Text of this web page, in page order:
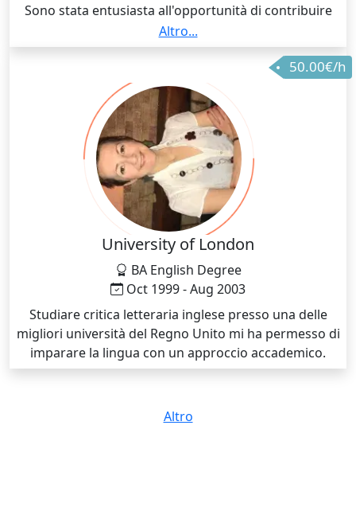
Sono stata entusiasta all'opportunità di contribuire
allo sviluppo accademico e personale degli studenti
attraverso la mia esperienza e competenze
nell'insegnamento dell'inglese. Questa esperienza mi
ha permesso di sviluppare una solida base
pedagogica e una profonda conoscenza del
curriculum scolastico. Il mio obiettivo è sempre stato
quello di fornire un'educazione di qualità e motivare i
miei studenti a raggiungere il loro massimo
potenziale nella padronanza della lingua inglese.
Altro...
50.00€/h
University of London
BA English Degree
Oct 1999 - Aug 2003
Studiare critica letteraria inglese presso una delle
migliori università del Regno Unito mi ha permesso di
imparare la lingua con un approccio accademico.
Altro